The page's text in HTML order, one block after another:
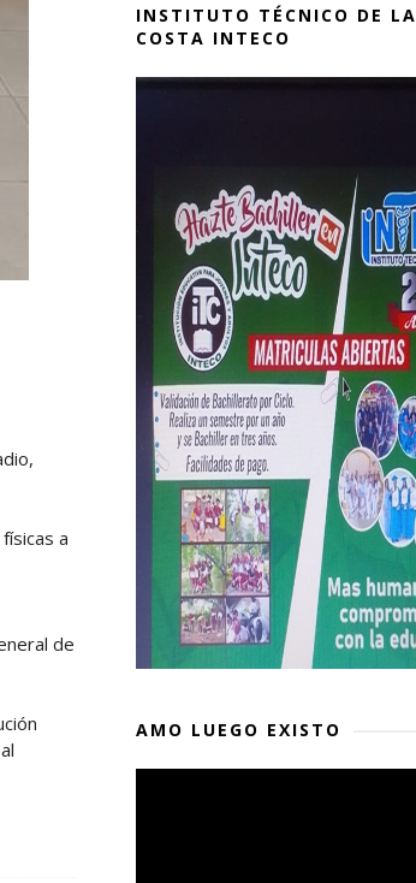
a
de
INSTITUTO TÉCNICO DE LA
COSTA INTECO
AMO LUEGO EXISTO